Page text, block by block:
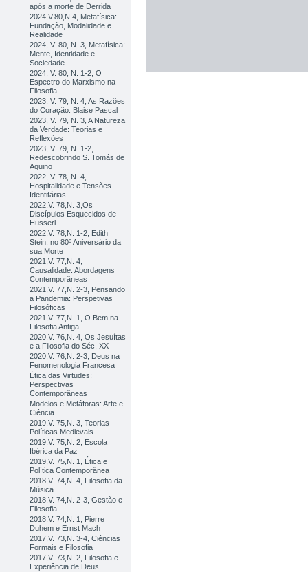
após a morte de Derrida
2024,V.80,N.4, Metafísica:
Fundação, Modalidade e
Realidade
2024, V. 80, N. 3, Metafísica:
Mente, Identidade e
Sociedade
2024, V. 80, N. 1-2, O
Espectro do Marxismo na
Filosofia
2023, V. 79, N. 4, As Razões
do Coração: Blaise Pascal
2023, V. 79, N. 3, A Natureza
da Verdade: Teorias e
Reflexões
2023, V. 79, N. 1-2,
Redescobrindo S. Tomás de
Aquino
2022, V. 78, N. 4,
Hospitalidade e Tensões
Identitárias
2022,V. 78,N. 3,Os
Discípulos Esquecidos de
Husserl
2022,V. 78,N. 1-2, Edith
Stein: no 80º Aniversário da
sua Morte
2021,V. 77,N. 4,
Causalidade: Abordagens
Contemporâneas
2021,V. 77,N. 2-3, Pensando
a Pandemia: Perspetivas
Filosóficas
2021,V. 77,N. 1, O Bem na
Filosofia Antiga
2020,V. 76,N. 4, Os Jesuítas
e a Filosofia do Séc. XX
2020,V. 76,N. 2-3, Deus na
Fenomenologia Francesa
Ética das Virtudes:
Perspectivas
Contemporâneas
Modelos e Metáforas: Arte e
Ciência
2019,V. 75,N. 3, Teorias
Políticas Medievais
2019,V. 75,N. 2, Escola
Ibérica da Paz
2019,V. 75,N. 1, Ética e
Política Contemporânea
2018,V. 74,N. 4, Filosofia da
Música
2018,V. 74,N. 2-3, Gestão e
Filosofia
2018,V. 74,N. 1, Pierre
Duhem e Ernst Mach
2017,V. 73,N. 3-4, Ciências
Formais e Filosofia
2017,V. 73,N. 2, Filosofia e
Experiência de Deus